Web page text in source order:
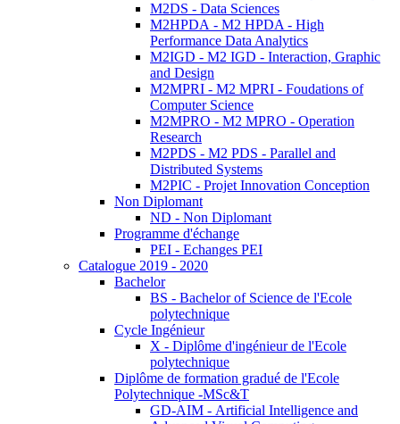
M2DS - Data Sciences
M2HPDA - M2 HPDA - High
Performance Data Analytics
M2IGD - M2 IGD - Interaction, Graphic
and Design
M2MPRI - M2 MPRI - Foudations of
Computer Science
M2MPRO - M2 MPRO - Operation
Research
M2PDS - M2 PDS - Parallel and
Distributed Systems
M2PIC - Projet Innovation Conception
Non Diplomant
ND - Non Diplomant
Programme d'échange
PEI - Echanges PEI
Catalogue 2019 - 2020
Bachelor
BS - Bachelor of Science de l'Ecole
polytechnique
Cycle Ingénieur
X - Diplôme d'ingénieur de l'Ecole
polytechnique
Diplôme de formation gradué de l'Ecole
Polytechnique -MSc&T
GD-AIM - Artificial Intelligence and